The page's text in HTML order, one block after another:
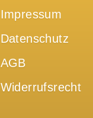
Impressum
Datenschutz
AGB
Widerrufsrecht